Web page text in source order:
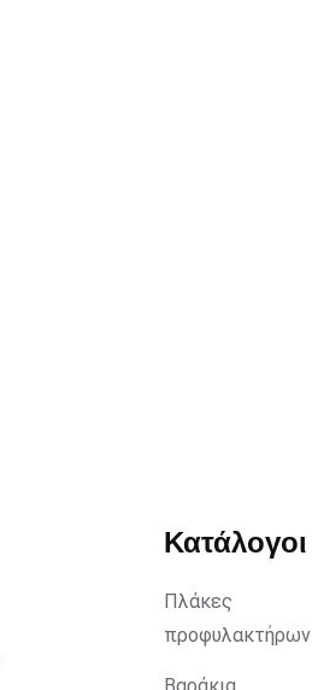
Κατάλογοι
Πλάκες
προφυλακτήρων
Βαράκια